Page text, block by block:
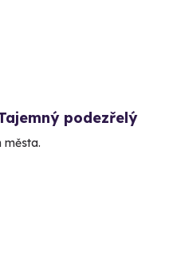
podezřelý
města.